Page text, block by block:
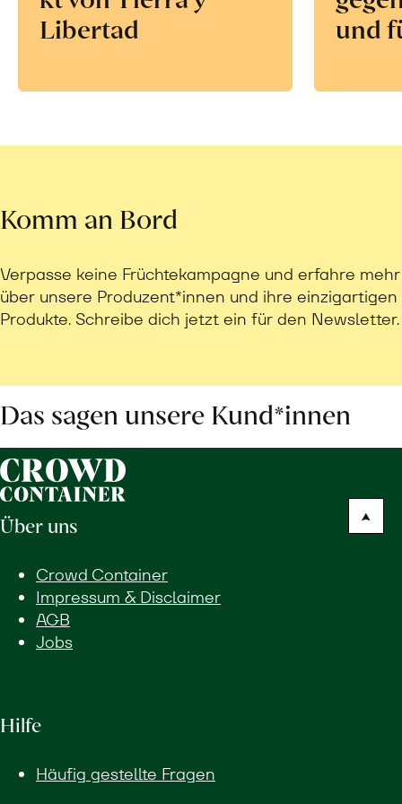
Libertad
und
Komm an Bord
Verpasse keine Früchtekampagne und erfahre mehr
über unsere Produzent*innen und ihre einzigartigen
Produkte. Schreibe dich jetzt ein für den Newsletter.
Das sagen unsere Kund*innen
Über uns
Crowd Container
Impressum & Disclaimer
AGB
Jobs
Hilfe
Häufig gestellte Fragen